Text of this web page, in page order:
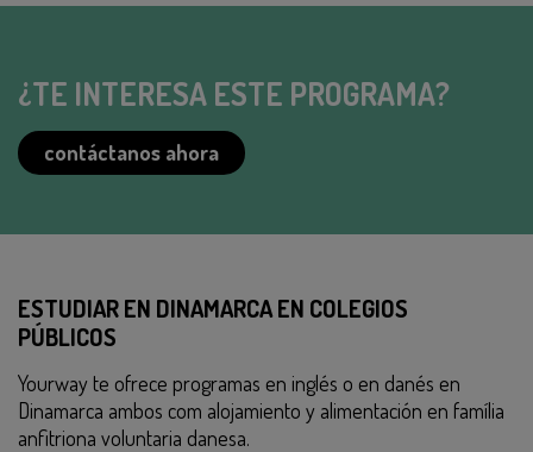
¿TE INTERESA ESTE PROGRAMA?
contáctanos ahora
ESTUDIAR EN DINAMARCA EN COLEGIOS
PÚBLICOS
Yourway te ofrece programas en inglés o en danés en
Dinamarca ambos com alojamiento y alimentación en família
anfitriona voluntaria danesa.